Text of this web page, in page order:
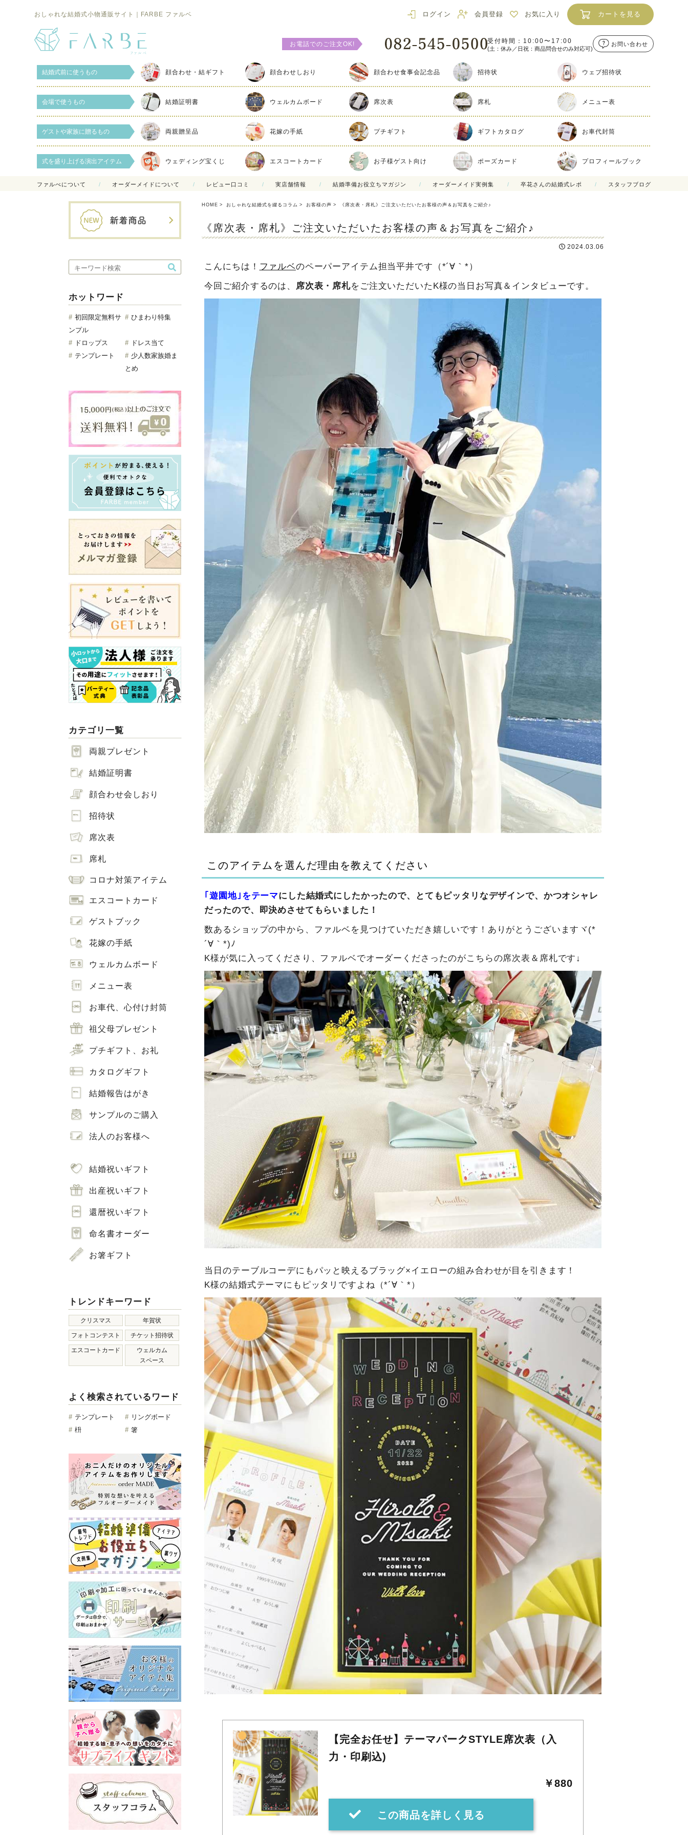
おしゃれな結婚式小物通販サイト｜FARBE ファルベ ログイン 会員登録 お気に入り カートを見る
お電話でのご注文OK! 受付時間：10:00〜17:00
(土：休み／日祝：商品問合せのみ対応可)
お問い合わせ
結婚式前に使うもの 顔合わせ・結ギフト 顔合わせしおり 顔合わせ食事会記念品 招待状 ウェブ招待状
会場で使うもの 結婚証明書 ウェルカムボード 席次表 席札 メニュー表
ゲストや家族に贈るもの 両親贈呈品 花嫁の手紙 プチギフト ギフトカタログ お車代封筒
式を盛り上げる演出アイテム ウェディング宝くじ エスコートカード お子様ゲスト向け ポーズカード プロフィールブック
ファルべについて オーダーメイドについて レビュー口コミ 実店舗情報 結婚準備お役立ちマガジン オーダーメイド実例集 卒花さんの結婚式レポ スタッフブログ
ホットワード
初回限定無料サ
ンプル
ひまわり特集
ドロップス
ドレス当て
テンプレート
少人数家族婚ま
とめ
カテゴリ一覧
両親プレゼント
結婚証明書
顔合わせ会しおり
招待状
席次表
席札
コロナ対策アイテム
エスコートカード
ゲストブック
花嫁の手紙
ウェルカムボード
メニュー表
お車代、心付け封筒
祖父母プレゼント
プチギフト、お礼
カタログギフト
結婚報告はがき
サンプルのご購入
法人のお客様へ
結婚祝いギフト
出産祝いギフト
還暦祝いギフト
命名書オーダー
お箸ギフト
トレンドキーワード
クリスマス 年賀状
フォトコンテスト チケット招待状
エスコートカード
ウェルカム
スペース
よく検索されているワード
# テンプレート # リングボード
# 枡 # 箸
HOME おしゃれな結婚式を綴るコラム お客様の声 《席次表・席札》ご注文いただいたお客様の声＆お写真をご紹介♪
《席次表・席札》ご注文いただいたお客様の声＆お写真をご紹介♪
2024.03.06
こんにちは！ ファルベのペーパーアイテム担当平井です（*´∀｀*）
今回ご紹介するのは、 席次表・席札をご注文いただいたK様の当日お写真＆インタビューです。
このアイテムを選んだ理由を教えてください
｢遊園地｣をテーマにした結婚式にしたかったので、とてもピッタリなデザインで、かつオシャレ
だったので、即決めさせてもらいました！
数あるショップの中から、ファルベを見つけていただき嬉しいです！ありがとうございますヾ(*
´∀｀*)ﾉ
K様が気に入ってくださり、ファルベでオーダーくださったのがこちらの席次表＆席札です↓
当日のテーブルコーデにもパッと映えるブラッグ×イエローの組み合わせが目を引きます！
K様の結婚式テーマにもピッタリですよね（*´∀｀*）
【完全お任せ】テーマパークSTYLE席次表（入
力・印刷込)
￥880
この商品を詳しく見る